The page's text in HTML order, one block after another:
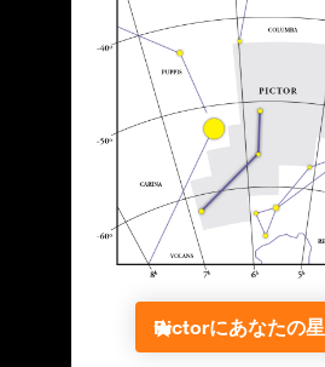
Pictorにあなたの